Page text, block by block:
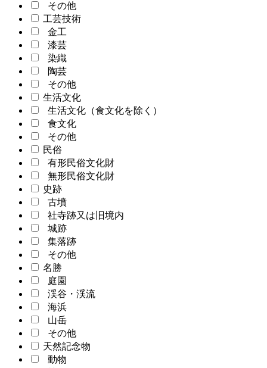
その他
工芸技術
金工
漆芸
染織
陶芸
その他
生活文化
生活文化（食文化を除く）
食文化
その他
民俗
有形民俗文化財
無形民俗文化財
史跡
古墳
社寺跡又は旧境内
城跡
集落跡
その他
名勝
庭園
渓谷・渓流
海浜
山岳
その他
天然記念物
動物